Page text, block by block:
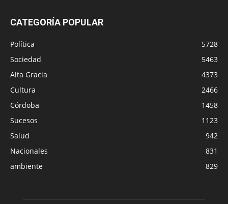
CATEGORÍA POPULAR
Política
5728
Sociedad
5463
Alta Gracia
4373
Cultura
2466
Córdoba
1458
Sucesos
1123
Salud
942
Nacionales
831
ambiente
829